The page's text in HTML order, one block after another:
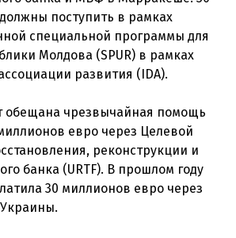
поступить в рамках
специальной программы для
Молдова (SPUR) в рамках
развития (IDA).
обещана чрезвычайная помощь
евро через Целевой
реконструкции и
банка (URTF). В прошлом году
30 миллионов евро через